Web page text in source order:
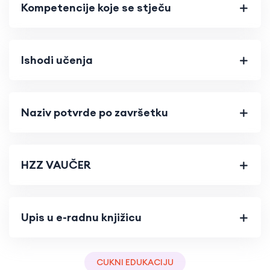
Kompetencije koje se stječu
Ishodi učenja
Naziv potvrde po završetku
HZZ VAUČER
Upis u e-radnu knjižicu
CUKNI EDUKACIJU